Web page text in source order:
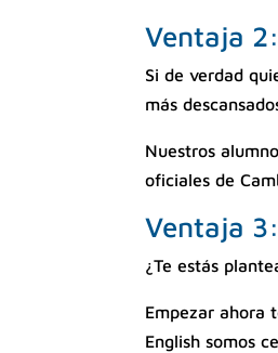
Ventaja
Si de verdad
más
Nuestros
oficiales de
Ventaja
¿Te estás
Empezar ahora
English somos